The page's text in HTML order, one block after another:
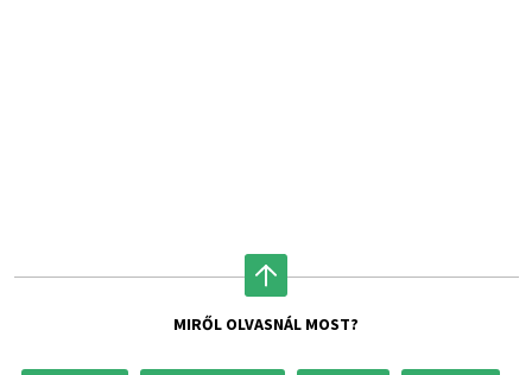
MIRŐL OLVASNÁL MOST?